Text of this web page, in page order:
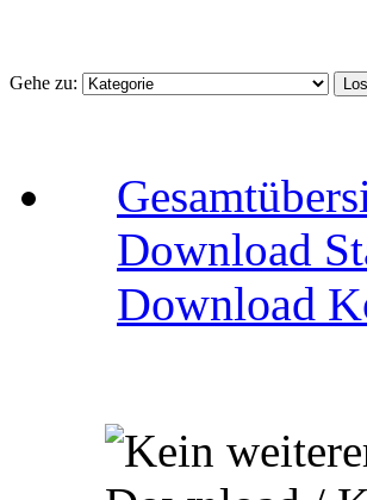
Gehe zu:
Download
Download